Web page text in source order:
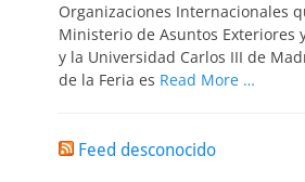
Organizaciones Internacionales
Ministerio de Asuntos Exteriores
y la Universidad Carlos III de
de la Feria es Read More …
Feed desconocido